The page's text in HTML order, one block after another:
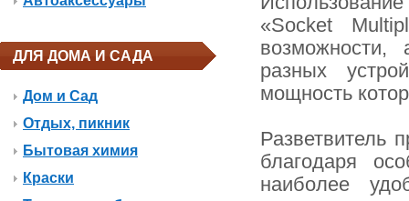
ДЛЯ ДОМА И САДА
Дом и Сад
Отдых, пикник
Бытовая химия
Краски
«Socket
разных
мощность
Разветвитель
благодаря
наиболее